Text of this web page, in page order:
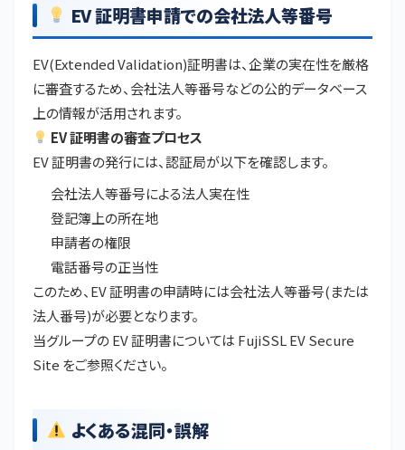
EV 証明書申請での会社法人等番号
EV(Extended Validation)証明書は、企業の実在性を厳格
に審査するため、会社法人等番号などの公的データベース
上の情報が活用されます。
EV 証明書の審査プロセス
EV 証明書の発行には、認証局が以下を確認します。
会社法人等番号による法人実在性
登記簿上の所在地
申請者の権限
電話番号の正当性
このため、EV 証明書の申請時には会社法人等番号(または
法人番号)が必要となります。
当グループの EV 証明書については FujiSSL EV Secure
Site をご参照ください。
よくある混同・誤解